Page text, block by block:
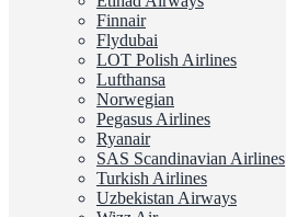
Finnair
Flydubai
LOT Polish Airlines
Lufthansa
Norwegian
Pegasus Airlines
Ryanair
SAS Scandinavian Airlines
Turkish Airlines
Uzbekistan Airways